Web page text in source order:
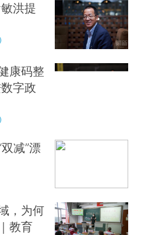
洪提
康码整
字政
减”漂
，为何
教育